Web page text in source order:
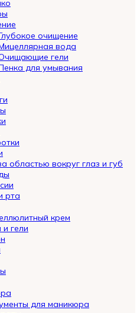
очищение
вода
гели
для умывания
областью вокруг глаз и губ
рта
крем
гели
для маникюра